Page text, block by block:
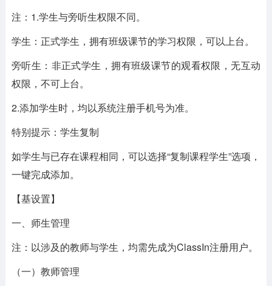
注：1.学生与旁听生权限不同。
学生：正式学生，拥有班级课节的学习权限，可以上台。
旁听生：非正式学生，拥有班级课节的观看权限，无互动
权限，不可上台。
2.添加学生时，均以系统注册手机号为准。
特别提示：学生复制
如学生与已存在课程相同，可以选择“复制课程学生”选项，
一键完成添加。
【基设置】
一、师生管理
注：以涉及的教师与学生，均需先成为ClassIn注册用户。
（一）教师管理